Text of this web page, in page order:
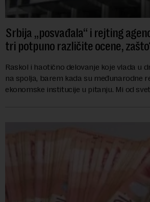
Srbija „posvađala“ i rejting
tri potpuno različite ocene,
Raskol i haotično delovanje koje vlada u
na spolja, barem kada su međunarodne
ekonomske institucije u pitanju. Mi od